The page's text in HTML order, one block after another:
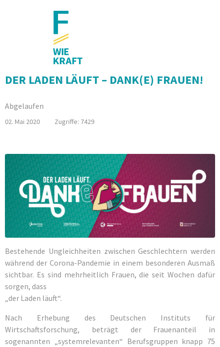
DER LADEN LÄUFT – DANK(E) FRAUEN!
Abgelaufen
02. Mai 2020 Zugriffe: 7429
Bestehende Ungleichheiten zwischen Geschlechtern werden
während der Corona-Pandemie in einem besonderen Ausmaß
sichtbar. Es sind mehrheitlich Frauen, die seit Wochen dafür
sorgen, dass
„der Laden läuft“.
Nach Erhebung des Deutschen Instituts für
Wirtschaftsforschung, beträgt der Frauenanteil in
sogenannten „systemrelevanten“ Berufsgruppen knapp 75